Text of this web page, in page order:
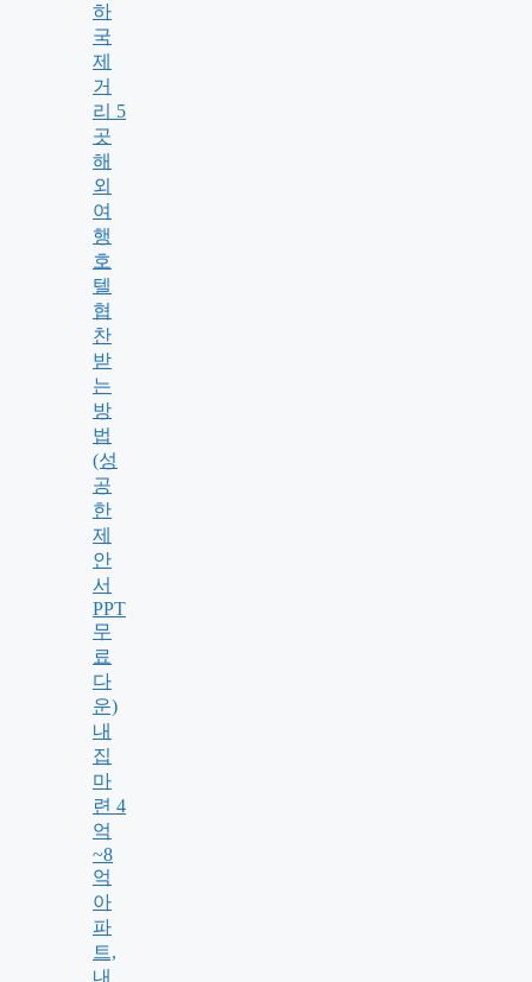
하
국
제
거
리 5
곳
해
외
여
행
호
텔
협
찬
받
는
방
법
(성
공
한
제
안
서
PPT
무
료
다
운)
내
집
마
련 4
억
~8
억
아
파
트,
내